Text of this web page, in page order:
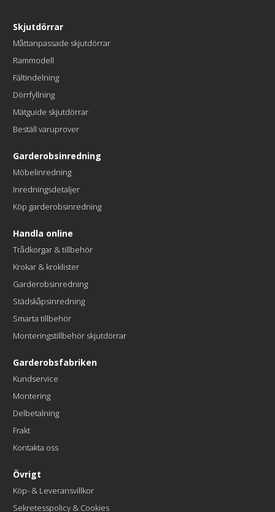
Skjutdörrar
Måttanpassade skjutdörrar
Rammodell
Fältindelning
Dörrfyllning
Mätguide skjutdörrar
Beställ varuprover
Garderobsinredning
Möbelinredning
Inredningsdetaljer
Köp garderobsinredning
Handla online
Trådkorgar & tillbehör
Krokar & kroklister
Garderobsinredning
Städskåpsinredning
Smarta tillbehör
Monteringstillbehör skjutdörrar
Garderobsfabriken
Kundservice
Montering
Delbetalning
Frakt
Kontakta oss
Övrigt
Köp- & Leveransvillkor
Sekretesspolicy & Cookies